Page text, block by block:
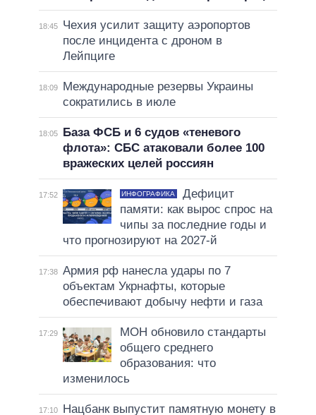
18:45
Чехия усилит защиту аэропортов
после инцидента с дроном в
Лейпциге
18:09
Международные резервы Украины
сократились в июле
18:05
База ФСБ и 6 судов «теневого
флота»: СБС атаковали более 100
вражеских целей россиян
17:52 ИНФОГРАФИКА
Дефицит
памяти: как вырос спрос на
чипы за последние годы и
что прогнозируют на 2027-й
17:38 Армия рф нанесла удары по 7
объектам Укрнафты, которые
обеспечивают добычу нефти и газа
17:29
МОН обновило стандарты
общего среднего
образования: что
изменилось
17:10
Нацбанк выпустит памятную монету в